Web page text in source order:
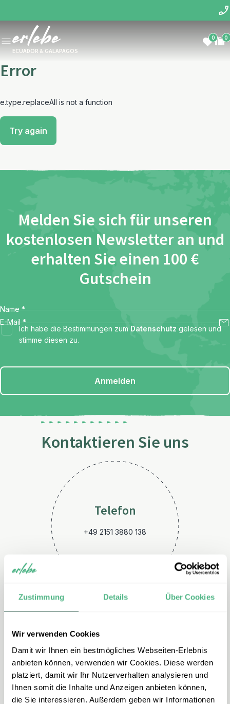
Zustimmung Details Über Cookies
Wir verwenden Cookies
Damit wir Ihnen ein bestmögliches Webseiten-Erlebnis
anbieten können, verwenden wir Cookies. Diese werden
platziert, damit wir Ihr Nutzerverhalten analysieren und
Ihnen somit die Inhalte und Anzeigen anbieten können,
die Sie interessieren. Außerdem geben wir Informationen
ECUADOR & GALAPAGOS
0 0
Error
e.type.replaceAll is not a function
Try again
Melden Sie sich für unseren
kostenlosen Newsletter an und
erhalten Sie einen 100 €
Gutschein
Name *
E-Mail *
Ich habe die Bestimmungen zum Datenschutz gelesen und
stimme diesen zu.
Anmelden
Kontaktieren Sie uns
Telefon
+49 2151 3880 138
E-Mail
ecuador@erlebe.de